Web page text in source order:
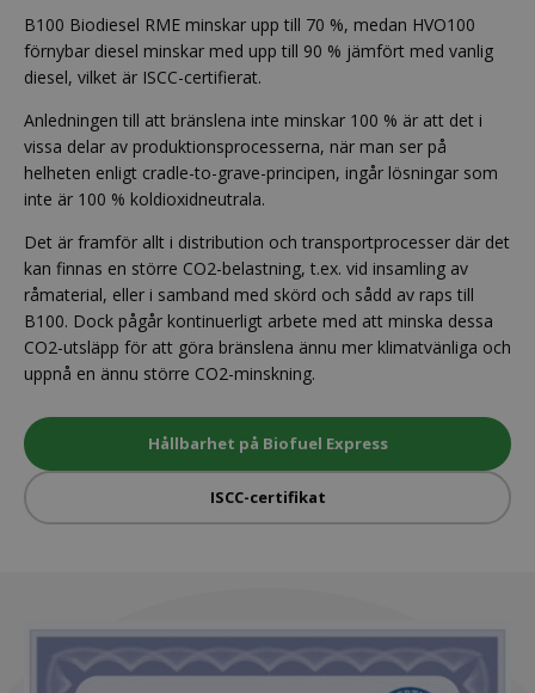
B100 Biodiesel RME minskar upp till 70 %, medan HVO100
förnybar diesel minskar med upp till 90 % jämfört med vanlig
diesel, vilket är ISCC-certifierat.
Anledningen till att bränslena inte minskar 100 % är att det i
vissa delar av produktionsprocesserna, när man ser på
helheten enligt cradle-to-grave-principen, ingår lösningar som
inte är 100 % koldioxidneutrala.
Det är framför allt i distribution och transportprocesser där det
kan finnas en större CO2-belastning, t.ex. vid insamling av
råmaterial, eller i samband med skörd och sådd av raps till
B100. Dock pågår kontinuerligt arbete med att minska dessa
CO2-utsläpp för att göra bränslena ännu mer klimatvänliga och
uppnå en ännu större CO2-minskning.
Hållbarhet på Biofuel Express
ISCC-certifikat